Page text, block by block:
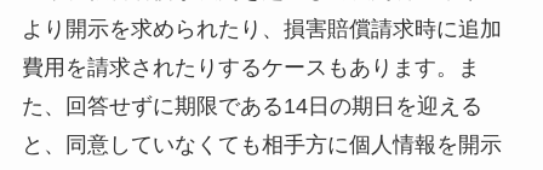
より開示を求められたり、損害賠償請求時に追加
費用を請求されたりするケースもあります。ま
た、回答せずに期限である14日の期日を迎える
と、同意していなくても相手方に個人情報を開示